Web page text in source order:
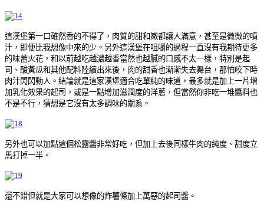
這漢堡第一口確然香的不得了，肉質的甜和嫩都讓人滿意，甚至是微微的噴
汁，即便比我想像中來的少。另外這漢堡在咀嚼的過程一直沒有我期待更多
的味蕾火花，和以前越吃越濃越香當然也越膩的口感不太一樣，特別是起
司、酸黃瓜和其他配料陸續出來後，肉的甜香也漸漸失去舞台，那怕咬下時
肉汁閃閃動人。結論就是這家漢堡適合吃單純的味道，最多就是加上一片增
加乳化效果的起司，或是一點增加滋潤度的洋蔥，但當然你非吃一堆醬料也
不是不行，猜想是它沒有太多調味的關系。
另外也可以加點這個松露醬非常好吃，但加上去後同樣牛肉的純度、甜度立
馬打掉一半。
還不錯但就是大家可以想像的炸薯條加上萬惡的起司醬。